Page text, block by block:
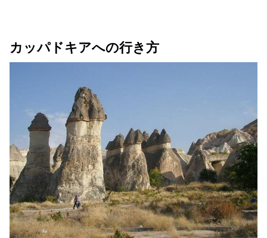
カッパドキアへの行き方